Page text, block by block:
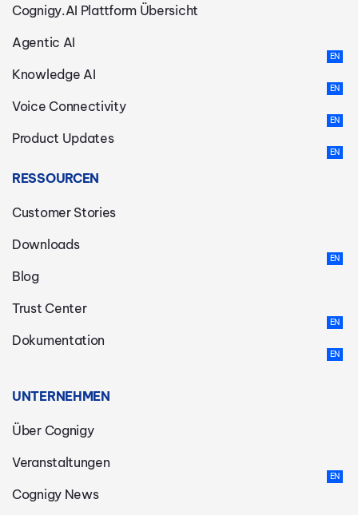
Cognigy.AI Plattform Übersicht
Agentic AI
Knowledge AI
Voice Connectivity
Product Updates
RESSOURCEN
Customer Stories
Downloads
Blog
Trust Center
Dokumentation
UNTERNEHMEN
Über Cognigy
Veranstaltungen
Cognigy News